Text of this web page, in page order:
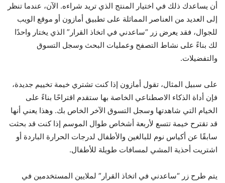
أن يساعدك ذلك في اختيار المنتج الذي تريد شراءه. الآن، عندما تنظر
إلى العديد من العناصر المماثلة على تطبيق أمازون أو موقع الويب
للجوال، فقد يعرض زر “ساعدني في اتخاذ القرار” الذي يختار واحدًا
لك بناءً على نشاط التصفح وعمليات البحث وسجل التسوق
والتفضيلات.
على سبيل المثال، تقول أمازون إذا كنت تشتري خيمة تخييم جديدة،
فإن أداة الذكاء الاصطناعي الخاصة بها ستقدم اقتراحًا بناءً على
الخيام التي شاهدتها وسجل التسوق الآخر الخاص بك. وهذا يعني أنها
قد تقترح خيمة تتسع لأربعة أشخاص طوال الموسم إذا كنت قد بحثت
سابقًا عن أكياس نوم للبالغين والأطفال لدرجات الحرارة الباردة أو
اشتريت أحذية المشي لمسافات طويلة للأطفال.
يتم طرح زر “ساعدني في اتخاذ القرار” لملايين المستخدمين في